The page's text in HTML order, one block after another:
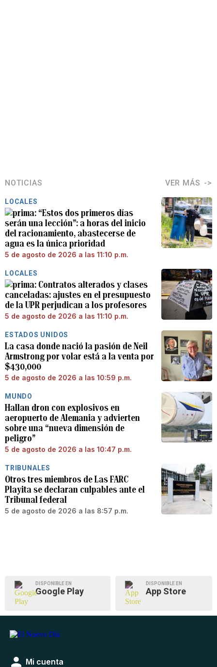
NOTICIAS VER MÁS
LOCALES
“Estos dos primeros días
serán una lección”: a horas del inicio
del racionamiento, abastecerse de
agua es la única prioridad
5 de agosto de 2026 a las 11:10 p.m.
LOCALES
Contratos alterados y clases
canceladas: ajustes en el presupuesto
de la UPR perjudican a los profesores
5 de agosto de 2026 a las 11:10 p.m.
ESTADOS UNIDOS
La casa donde nació la pasión de Neil
Armstrong por volar está a la venta por
$430,000
5 de agosto de 2026 a las 10:59 p.m.
MUNDO
Hallan dron con explosivos en
aeropuerto de Alemania y advierten
sobre una “nueva dimensión de
peligro”
5 de agosto de 2026 a las 10:47 p.m.
TRIBUNALES
Otros tres miembros de Las FARC
Playita se declaran culpables ante el
Tribunal federal
5 de agosto de 2026 a las 8:57 p.m.
DISPONIBLE EN
Google Play
DISPONIBLE EN
App Store
Mi cuenta